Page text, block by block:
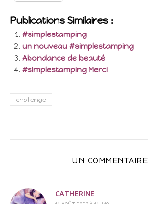
Publications Similaires :
#simplestamping
un nouveau #simplestamping
Abondance de beauté
#simplestamping Merci
challenge
UN COMMENTAIRE
CATHERINE